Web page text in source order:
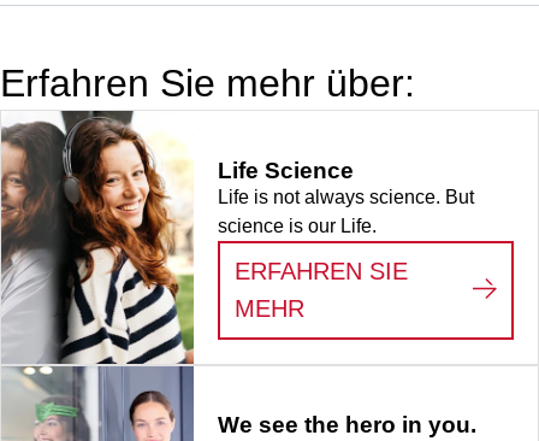
Erfahren Sie mehr über:
Life Science
Life is not always science. But
science is our Life.
ERFAHREN SIE
MEHR
We see the hero in you.